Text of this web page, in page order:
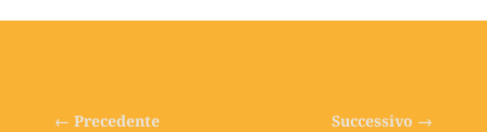
← Precedente Successivo →